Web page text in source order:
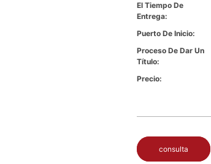
El Tiempo De
Entrega:
Puerto De Inicio:
Proceso De Dar Un
Título:
Precio:
consulta